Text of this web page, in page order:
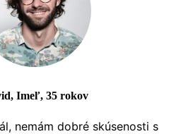
Imeľ, 35 rokov
nemám dobré skúsenosti s